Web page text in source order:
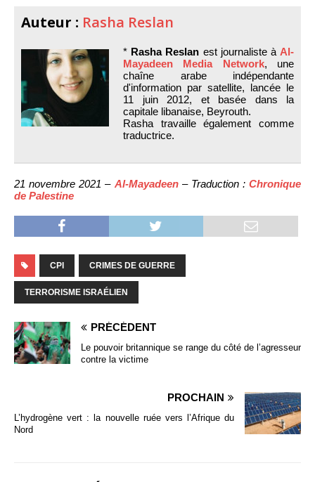
Auteur : Rasha Reslan
* Rasha Reslan est journaliste à Al-
Mayadeen Media Network, une
chaîne arabe indépendante
d'information par satellite, lancée le
11 juin 2012, et basée dans la
capitale libanaise, Beyrouth.
Rasha travaille également comme
traductrice.
21 novembre 2021 – Al-Mayadeen– Traduction : Chronique
de Palestine
CPI CRIMES DE GUERRE
TERRORISME ISRAÉLIEN
PRÉCÉDENT
Le pouvoir britannique se range du côté de l’agresseur
contre la victime
PROCHAIN
L’hydrogène vert : la nouvelle ruée vers l’Afrique du
Nord